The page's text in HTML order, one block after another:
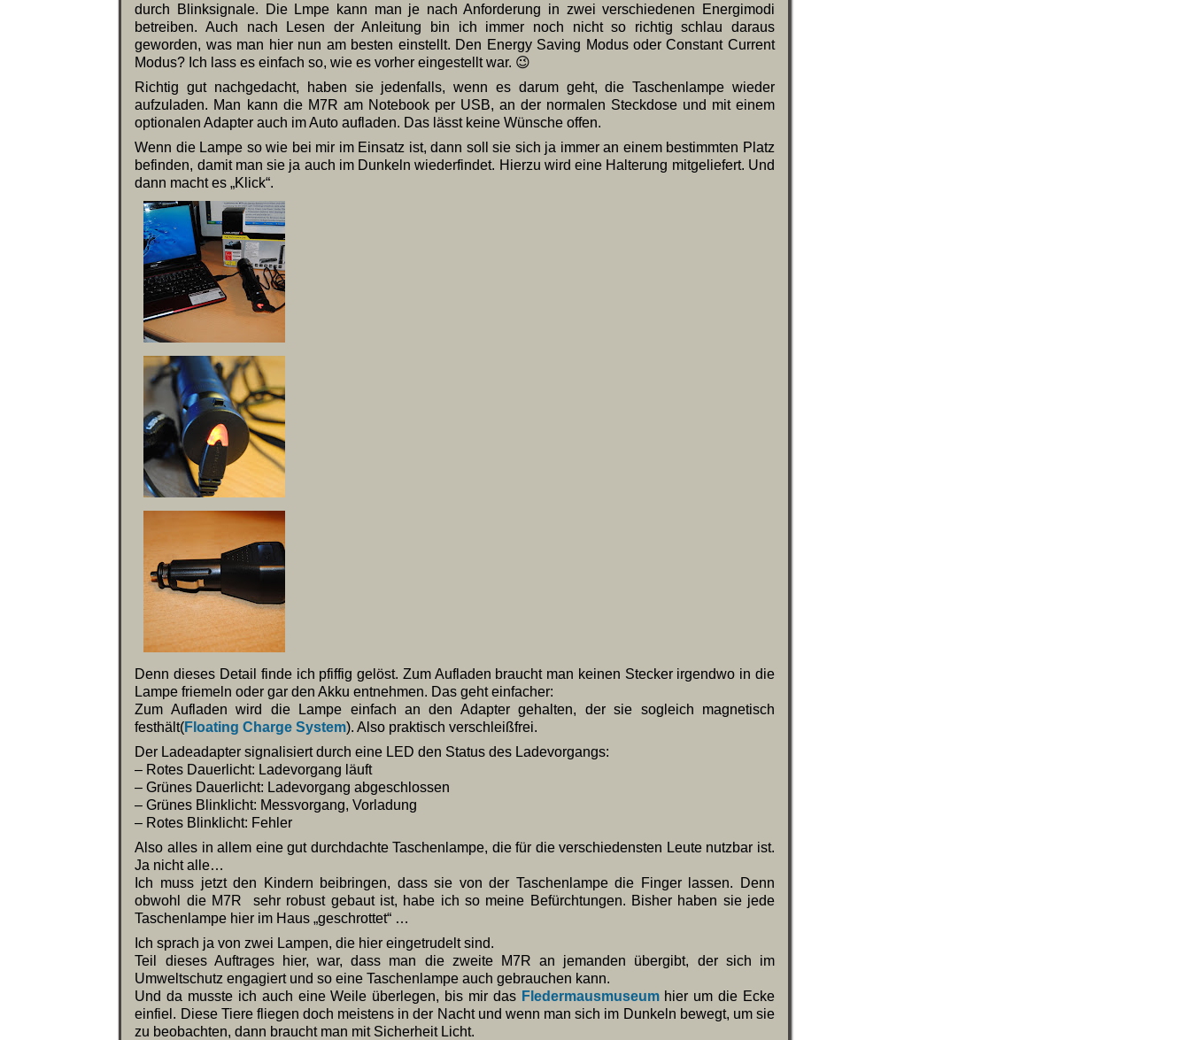
durch Blinksignale. Die Lmpe kann man je nach Anforderung in zwei verschiedenen Energimodi
betreiben. Auch nach Lesen der Anleitung bin ich immer noch nicht so richtig schlau daraus
geworden, was man hier nun am besten einstellt. Den Energy Saving Modus oder Constant Current
Modus? Ich lass es einfach so, wie es vorher eingestellt war. 😉
Richtig gut nachgedacht, haben sie jedenfalls, wenn es darum geht, die Taschenlampe wieder
aufzuladen. Man kann die M7R am Notebook per USB, an der normalen Steckdose und mit einem
optionalen Adapter auch im Auto aufladen. Das lässt keine Wünsche offen.
Wenn die Lampe so wie bei mir im Einsatz ist, dann soll sie sich ja immer an einem bestimmten Platz
befinden, damit man sie ja auch im Dunkeln wiederfindet. Hierzu wird eine Halterung mitgeliefert. Und
dann macht es „Klick“.
Denn dieses Detail finde ich pfiffig gelöst. Zum Aufladen braucht man keinen Stecker irgendwo in die
Lampe friemeln oder gar den Akku entnehmen. Das geht einfacher:
Zum Aufladen wird die Lampe einfach an den Adapter gehalten, der sie sogleich magnetisch
festhält(Floating Charge System). Also praktisch verschleißfrei.
Der Ladeadapter signalisiert durch eine LED den Status des Ladevorgangs:
– Rotes Dauerlicht: Ladevorgang läuft
– Grünes Dauerlicht: Ladevorgang abgeschlossen
– Grünes Blinklicht: Messvorgang, Vorladung
– Rotes Blinklicht: Fehler
Also alles in allem eine gut durchdachte Taschenlampe, die für die verschiedensten Leute nutzbar ist.
Ja nicht alle…
Ich muss jetzt den Kindern beibringen, dass sie von der Taschenlampe die Finger lassen. Denn
obwohl die M7R sehr robust gebaut ist, habe ich so meine Befürchtungen. Bisher haben sie jede
Taschenlampe hier im Haus „geschrottet“ …
Ich sprach ja von zwei Lampen, die hier eingetrudelt sind.
Teil dieses Auftrages hier, war, dass man die zweite M7R an jemanden übergibt, der sich im
Umweltschutz engagiert und so eine Taschenlampe auch gebrauchen kann.
Und da musste ich auch eine Weile überlegen, bis mir das Fledermausmuseumhier um die Ecke
einfiel. Diese Tiere fliegen doch meistens in der Nacht und wenn man sich im Dunkeln bewegt, um sie
zu beobachten, dann braucht man mit Sicherheit Licht.